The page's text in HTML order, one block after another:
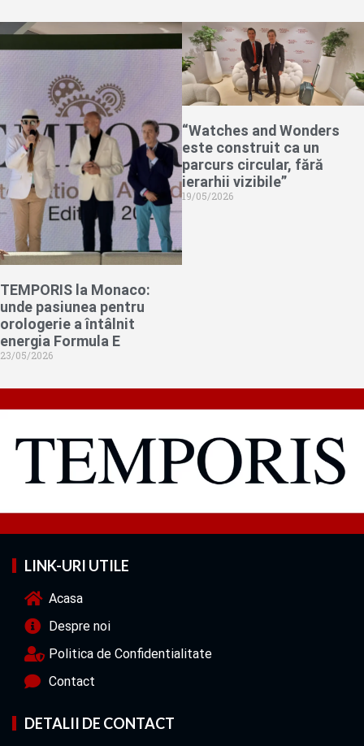
TEMPORIS la Monaco:
unde pasiunea pentru
orologerie a întâlnit
energia Formula E
23/05/2026
“Watches and Wonders
este construit ca un
parcurs circular, fără
ierarhii vizibile”
19/05/2026
LINK-URI UTILE
Acasa
Despre noi
Politica de Confidentialitate
Contact
DETALII DE CONTACT